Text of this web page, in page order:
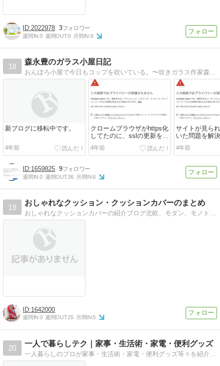
2022978 3
週間IN:0 週間OUT:0 月間IN:8
18
森永豊のガラス小屋日記
おんぼろ小屋で今日もコップを吹いている。〜吹きガラス作家森永豊のブログです。
新ブログに移転中です。
4年前
クロームブラウザがhttps化
してたのに、sslの更新を忘
れてて、サイトが見られな
くなっていた問題を解決し
4年前
サイトが見ら
いた問題を解
4年前
1659825 9
週間IN:0 週間OUT:36 月間IN:6
19
おしゃれなクッション・クッションカバーのまとめ
おしゃれなクッションカバーの紹介ブログ北欧、モダン、モノトーン、POP、アメリカン、アジアンなクッションカバー
1642000
週間IN:0 週間OUT:25 月間IN:5
20
一人で暮らしテク｜家事・生活術・家電・便利グッズ
一人暮らしのプロが家事・生活術・家電・便利グッズ等々を紹介し、最高の生活に実現し、ひいては世の中を変えていく(ぇ